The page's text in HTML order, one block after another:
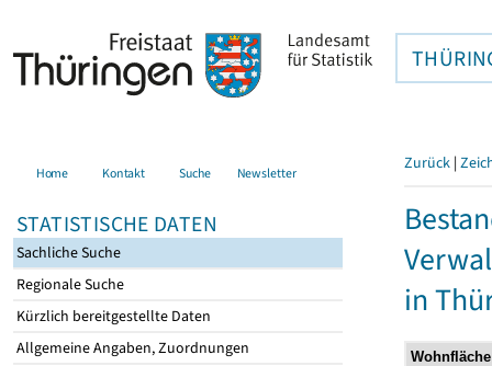
Home Kontakt Suche Newsletter
STATISTISCHE DATEN
Sachliche Suche
Regionale Suche
Kürzlich bereitgestellte Daten
Allgemeine Angaben, Zuordnungen
Zurück |
in